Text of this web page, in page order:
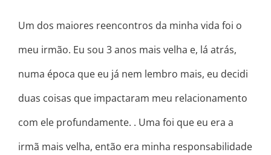
Um dos maiores reencontros da minha vida foi o
meu irmão. Eu sou 3 anos mais velha e, lá atrás,
numa época que eu já nem lembro mais, eu decidi
duas coisas que impactaram meu relacionamento
com ele profundamente. . Uma foi que eu era a
irmã mais velha, então era minha responsabilidade